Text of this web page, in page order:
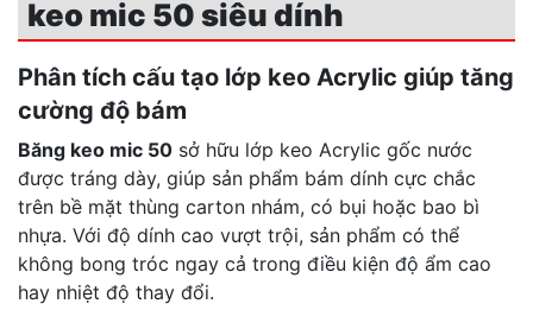
keo mic 50 siêu dính
Phân tích cấu tạo lớp keo Acrylic giúp tăng
cường độ bám
Băng keo mic 50 sở hữu lớp keo Acrylic gốc nước
được tráng dày, giúp sản phẩm bám dính cực chắc
trên bề mặt thùng carton nhám, có bụi hoặc bao bì
nhựa. Với độ dính cao vượt trội, sản phẩm có thể
không bong tróc ngay cả trong điều kiện độ ẩm cao
hay nhiệt độ thay đổi.